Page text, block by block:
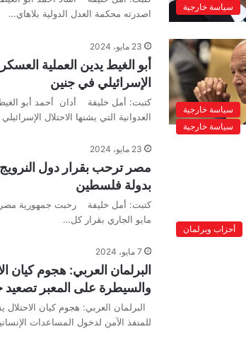
سياسة خارجية
اصدرته محكمة العدل الدولية بلاهاي…
سياسة خارجية
23 مايو، 2024
أبو الغيط يدين العملية
الإسرائيلي في جنين
كتبت: أمل خليفة أدان أحمد أبو الغيط
العدوانية التي يشنها الاحتلال
سياسة خارجية
23 مايو، 2024
مصر ترحب بقرار دول النرويج
بدولة فلسطين
مايو الجاري بقرار كل…
أحزاب وبرلمان
7 مايو، 2024
البرلمان العربي: هجوم كيان
والسيطرة على المعبر تصعيد
البرلمان العربي: هجوم كيان
للمنفذ الآمن لدخول المساعدات